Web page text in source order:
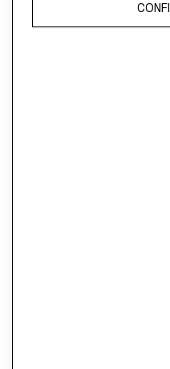
El contenido de esta página
propiedad de H&M Hennes &